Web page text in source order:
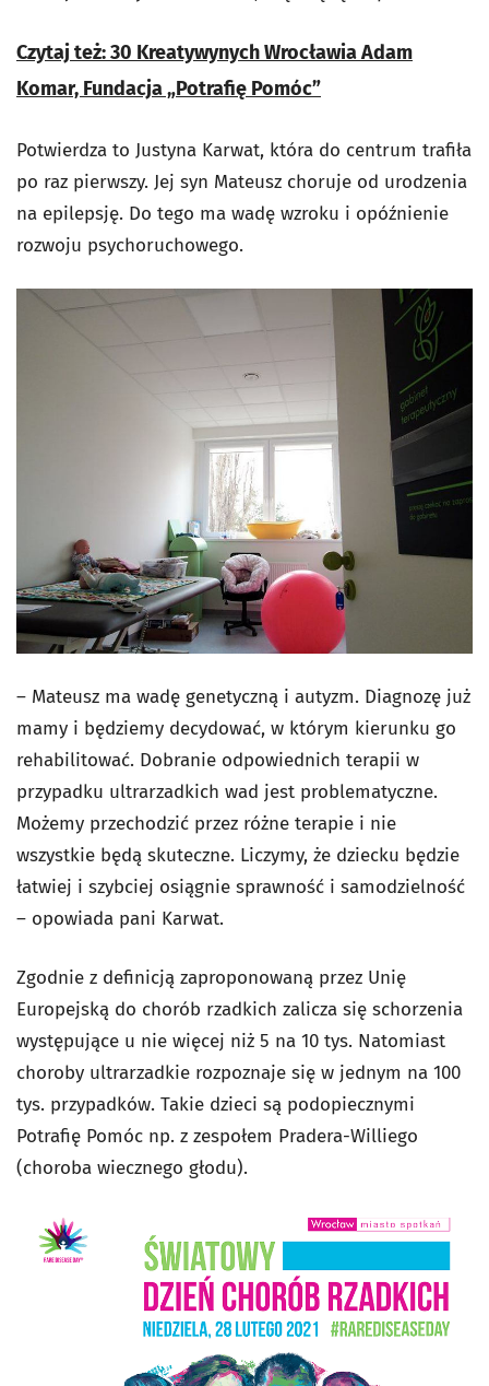
Czytaj też: 30 Kreatywynych WrocławiaAdam
Komar, Fundacja „Potrafię Pomóc”
Potwierdza to Justyna Karwat, która do centrum trafiła
po raz pierwszy. Jej syn Mateusz choruje od urodzenia
na epilepsję. Do tego ma wadę wzroku i opóźnienie
rozwoju psychoruchowego.
– Mateusz ma wadę genetyczną i autyzm. Diagnozę już
mamy i będziemy decydować, w którym kierunku go
rehabilitować. Dobranie odpowiednich terapii w
przypadku ultrarzadkich wad jest problematyczne.
Możemy przechodzić przez różne terapie i nie
wszystkie będą skuteczne. Liczymy, że dziecku będzie
łatwiej i szybciej osiągnie sprawność i samodzielność
– opowiada pani Karwat.
Zgodnie z definicją zaproponowaną przez Unię
Europejską do chorób rzadkich zalicza się schorzenia
występujące u nie więcej niż 5 na 10 tys. Natomiast
choroby ultrarzadkie rozpoznaje się w jednym na 100
tys. przypadków. Takie dzieci są podopiecznymi
Potrafię Pomóc np. z zespołem Pradera-Williego
(choroba wiecznego głodu).